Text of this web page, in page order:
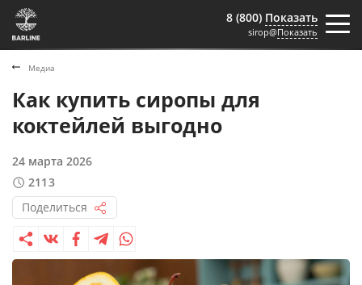
8 (800) Показать
sirop@Показать
Медиа
Как купить сиропы для
коктейлей выгодно
24 марта 2026
2113
Поделиться